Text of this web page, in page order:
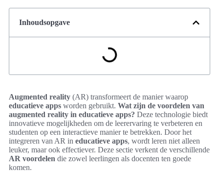
Inhoudsopgave
Augmented reality (AR) transformeert de manier waarop
educatieve apps worden gebruikt. Wat zijn de voordelen van
augmented reality in educatieve apps? Deze technologie biedt
innovatieve mogelijkheden om de leerervaring te verbeteren en
studenten op een interactieve manier te betrekken. Door het
integreren van AR in educatieve apps, wordt leren niet alleen
leuker, maar ook effectiever. Deze sectie verkent de verschillende
AR voordelen die zowel leerlingen als docenten ten goede
komen.